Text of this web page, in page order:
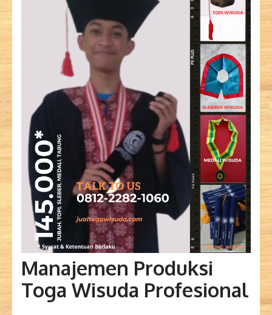
Manajemen Produksi
Toga Wisuda Profesional